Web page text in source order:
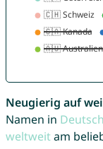
Neugierig auf
Namen in
weltweitam